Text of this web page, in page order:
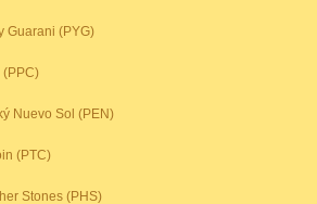
Guarani (PYG)
(PPC)
Nuevo Sol (PEN)
(PTC)
Stones (PHS)